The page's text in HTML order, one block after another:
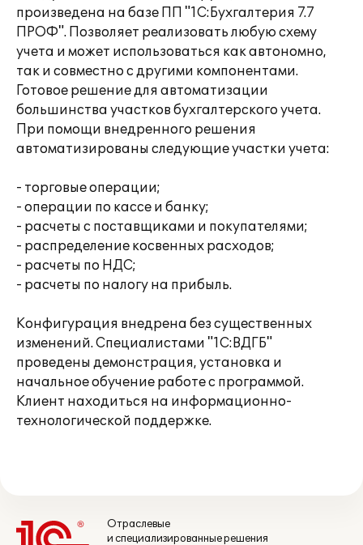
произведена на базе ПП "1С:Бухгалтерия 7.7
ПРОФ". Позволяет реализовать любую схему
учета и может использоваться как автономно,
так и совместно с другими компонентами.
Готовое решение для автоматизации
большинства участков бухгалтерского учета.
При помощи внедренного решения
автоматизированы следующие участки учета:
- торговые операции;
- операции по кассе и банку;
- расчеты с поставщиками и покупателями;
- распределение косвенных расходов;
- расчеты по НДС;
- расчеты по налогу на прибыль.
Конфигурация внедрена без существенных
изменений. Специалистами "1С:ВДГБ"
проведены демонстрация, установка и
начальное обучение работе с программой.
Клиент находиться на информационно-
технологической поддержке.
Отраслевые
и специализированные решения